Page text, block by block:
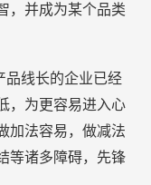
，并成为某个品类
品线长的企业已经
，为更容易进入心
加法容易，做减法
等诸多障碍，先锋